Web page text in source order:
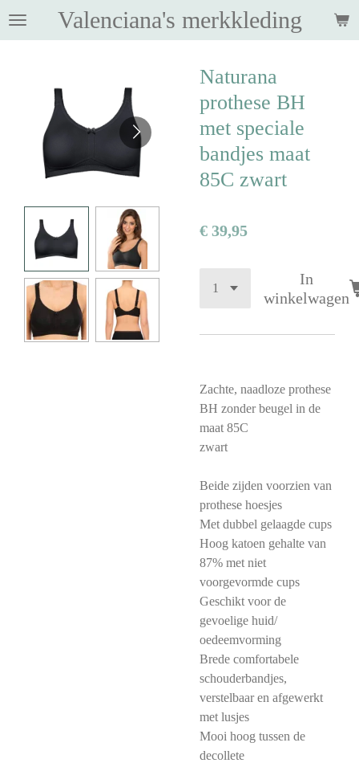
Ga
hoofdinhoud
Valenciana's merkkleding
Naturana
prothese BH
met speciale
bandjes maat
85C zwart
€ 39,95
In
winkelwagen
Zachte, naadloze prothese
BH zonder beugel in de
maat 85C
zwart
Beide zijden voorzien van
prothese hoesjes
Met dubbel gelaagde cups
Hoog katoen gehalte van
87% met niet
voorgevormde cups
Geschikt voor de
gevoelige huid/
oedeemvorming
Brede comfortabele
schouderbandjes,
verstelbaar en afgewerkt
met lusjes
Mooi hoog tussen de
decollete